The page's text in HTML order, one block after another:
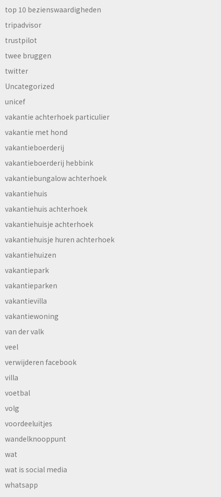
top 10 bezienswaardigheden
tripadvisor
trustpilot
twee bruggen
twitter
Uncategorized
unicef
vakantie achterhoek particulier
vakantie met hond
vakantieboerderij
vakantieboerderij hebbink
vakantiebungalow achterhoek
vakantiehuis
vakantiehuis achterhoek
vakantiehuisje achterhoek
vakantiehuisje huren achterhoek
vakantiehuizen
vakantiepark
vakantieparken
vakantievilla
vakantiewoning
van der valk
veel
verwijderen facebook
villa
voetbal
volg
voordeeluitjes
wandelknooppunt
wat
wat is social media
whatsapp